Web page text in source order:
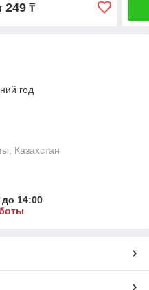
249₸
год
Казахстан
до 14:00